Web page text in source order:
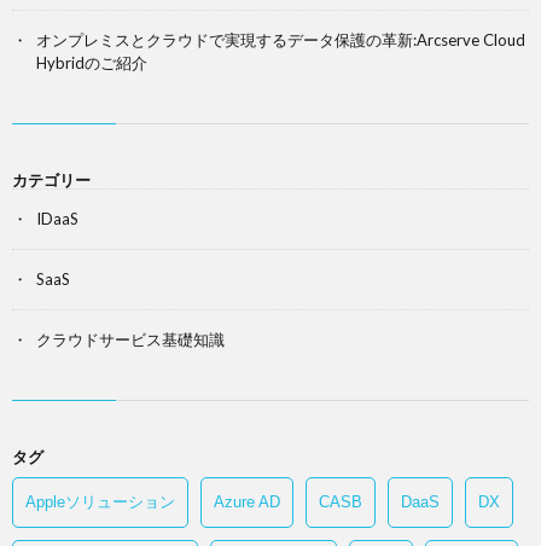
オンプレミスとクラウドで実現するデータ保護の革新:Arcserve Cloud
Hybridのご紹介
カテゴリー
IDaaS
SaaS
クラウドサービス基礎知識
タグ
Appleソリューション Azure AD CASB DaaS DX